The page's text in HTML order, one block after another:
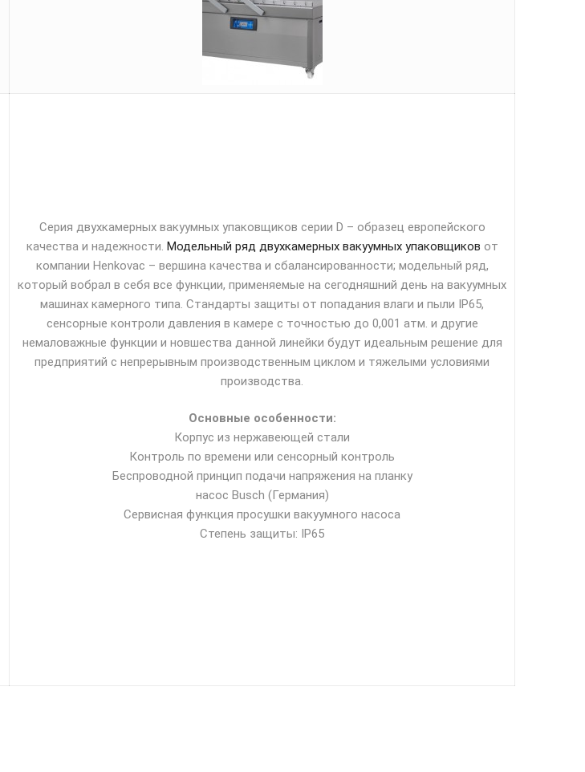
Серия двухкамерных вакуумных упаковщиков серии D – образец европейского
качества и надежности. Модельный ряд двухкамерных вакуумных упаковщиков от
компании Henkovac – вершина качества и сбалансированности; модельный ряд,
который вобрал в себя все функции, применяемые на сегодняшний день на вакуумных
машинах камерного типа. Стандарты защиты от попадания влаги и пыли IP65,
сенсорные контроли давления в камере с точностью до 0,001 атм. и другие
немаловажные функции и новшества данной линейки будут идеальным решение для
предприятий с непрерывным производственным циклом и тяжелыми условиями
производства.
Основные особенности:
Корпус из нержавеющей стали
Контроль по времени или сенсорный контроль
Беспроводной принцип подачи напряжения на планку
насос Busch (Германия)
Сервисная функция просушки вакуумного насоса
Степень защиты: IP65